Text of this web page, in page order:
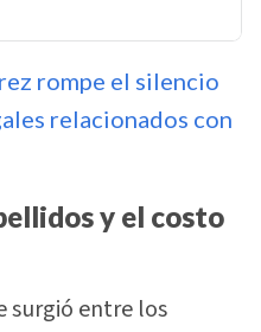
rompe el silencio
relacionados con
y el costo
surgió entre los